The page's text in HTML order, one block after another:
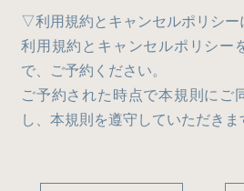
よくある質
▽利用規約とキャンセルポリシー
利用規約とキャンセルポリシー
で、ご予約ください。
ご予約された時点で本規則にご
し、本規則を遵守していただきま